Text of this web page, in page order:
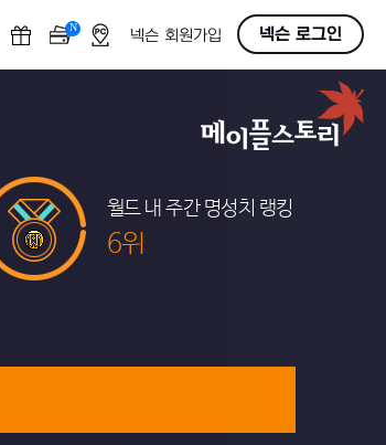
N OFF넥슨 회원가입 넥슨 로그인
월드 내 주간 명성치 랭킹
6위